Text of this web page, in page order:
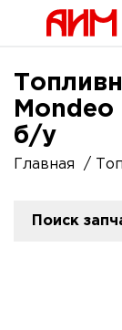
б/у
Главная
Поиск